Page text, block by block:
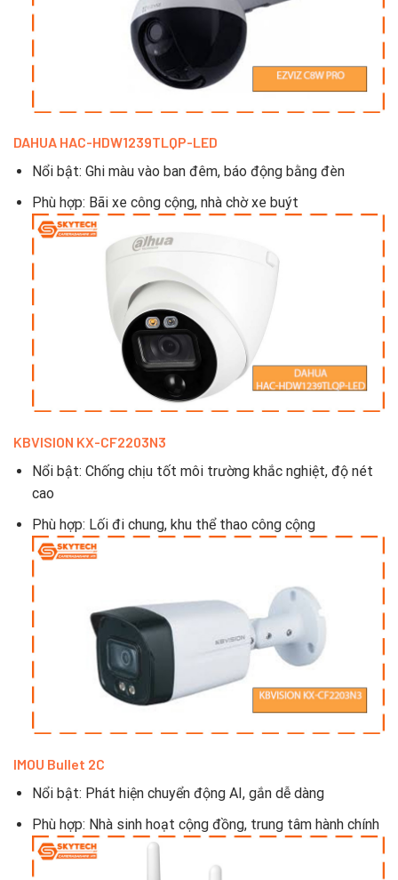
DAHUA HAC-HDW1239TLQP-LED
Nổi bật: Ghi màu vào ban đêm, báo động bằng đèn
Phù hợp: Bãi xe công cộng, nhà chờ xe buýt
KBVISION KX-CF2203N3
Nổi bật: Chống chịu tốt môi trường khắc nghiệt, độ nét
cao
Phù hợp: Lối đi chung, khu thể thao công cộng
IMOU Bullet 2C
Nổi bật: Phát hiện chuyển động AI, gắn dễ dàng
Phù hợp: Nhà sinh hoạt cộng đồng, trung tâm hành chính